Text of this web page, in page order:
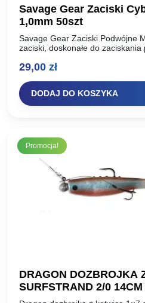
Savage Gear Zaciski
1,0mm 50szt
Savage Gear Zaciski Podwójne
zaciski, doskonałe do
29,00 zł
DODAJ DO KOSZYKA
Promocja!
DRAGON DOZBROJKA
SURFSTRAND 2/0